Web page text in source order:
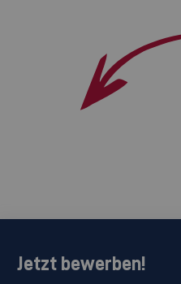
Jetzt bewerben!